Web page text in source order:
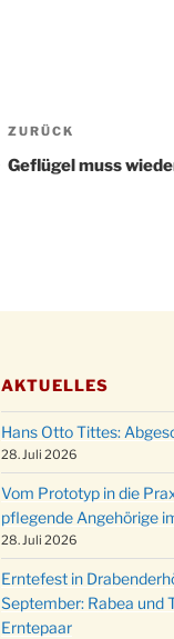
Vorheriger
Beitrag
ZURÜCK
Geflügel muss
AKTUELLES
Hans Otto Tittes:
28. Juli 2026
Vom Prototyp in die
pflegende Angehörige
28. Juli 2026
Erntefest in
September: Rabea und
Erntepaar